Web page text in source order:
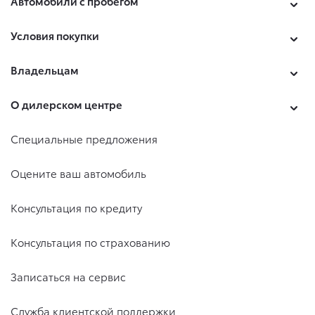
Условия покупки
Владельцам
О дилерском центре
Специальные предложения
Оцените ваш автомобиль
Консультация по кредиту
Консультация по страхованию
Записаться на сервис
Служба клиентской поддержки